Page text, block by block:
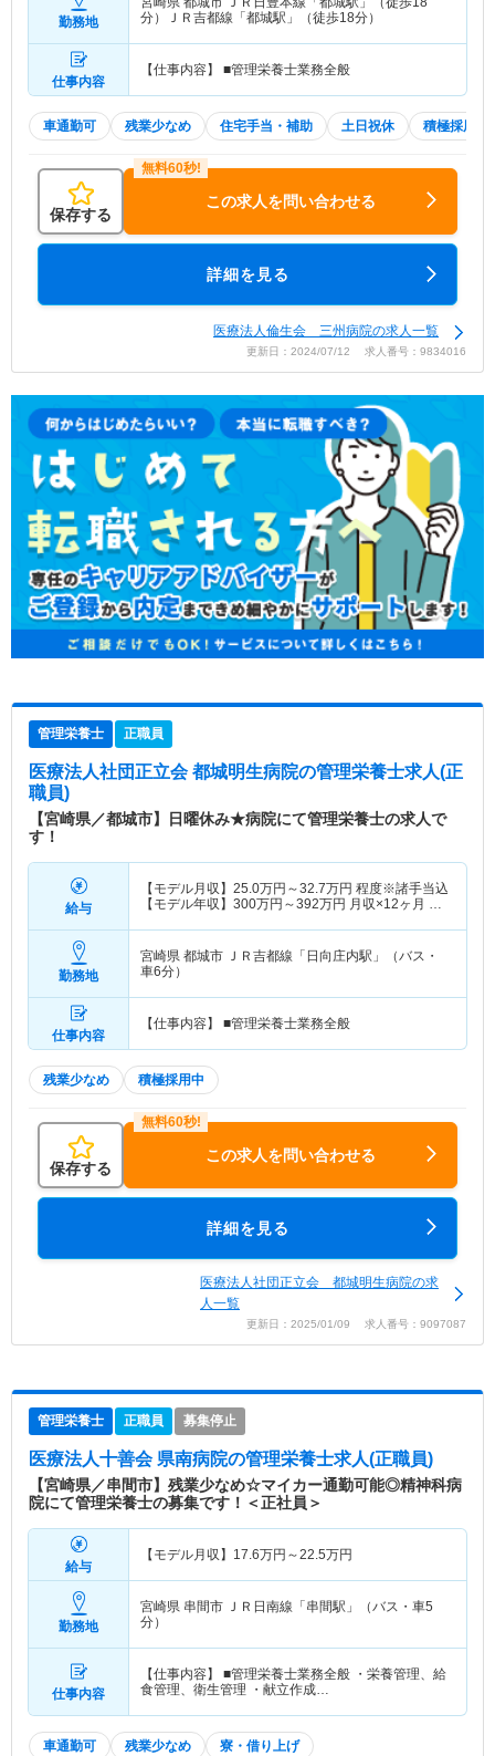
勤務地
分）ＪＲ吉都線「都城駅」（徒歩18分）
仕事内容
【仕事内容】 ■管理栄養士業務全般
車通勤可 残業少なめ 住宅手当・補助 土日祝休 積極採用中
保存する
この求人を問い合わせる
詳細を見る
医療法人倫生会 三州病院の求人一覧
更新日：2024/07/12 求人番号：9834016
管理栄養士 正職員
医療法人社団正立会 都城明生病院の管理栄養士求人(正
職員)
【宮崎県／都城市】日曜休み★病院にて管理栄養士の求人で
す！
給与
【モデル月収】 25.0万円～32.7万円 程度※諸手当込
【モデル年収】 300万円～392万円 月収×12ヶ月 賞
勤務地
宮崎県 都城市 ＪＲ吉都線「日向庄内駅」（バス・
車6分）
仕事内容
【仕事内容】 ■管理栄養士業務全般
残業少なめ 積極採用中
保存する
この求人を問い合わせる
詳細を見る
医療法人社団正立会 都城明生病院の求
人一覧
更新日：2025/01/09 求人番号：9097087
管理栄養士 正職員 募集停止
医療法人十善会 県南病院の管理栄養士求人(正職員)
【宮崎県／串間市】残業少なめ☆マイカー通勤可能◎精神科病
院にて管理栄養士の募集です！＜正社員＞
給与
【モデル月収】 17.6万円～22.5万円
勤務地
宮崎県 串間市 ＪＲ日南線「串間駅」（バス・車5
分）
仕事内容
【仕事内容】 ■管理栄養士業務全般 ・栄養管理、給
食管理、衛生管理 ・献立作成…
車通勤可 残業少なめ 寮・借り上げ